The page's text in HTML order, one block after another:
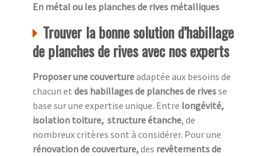
En métal ou les planches de rives métalliques
Trouver la bonne solution d’habillage
de planches de rives avec nos experts
Proposer une couvertureadaptée aux besoins de
chacun et des habillages de planches de rivesse
base sur une expertise unique. Entre longévité,
isolation toiture, structure étanche, de
nombreux critères sont à considérer. Pour une
rénovation de couverture,des revêtements de